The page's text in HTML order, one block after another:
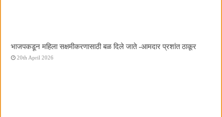
भाजपकडून महिला सक्षमीकरणासाठी बळ दिले जाते -आमदार प्रशांत ठाकूर
20th April 2026